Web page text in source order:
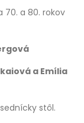
70. a 80. rokov
a Emília
stôl.